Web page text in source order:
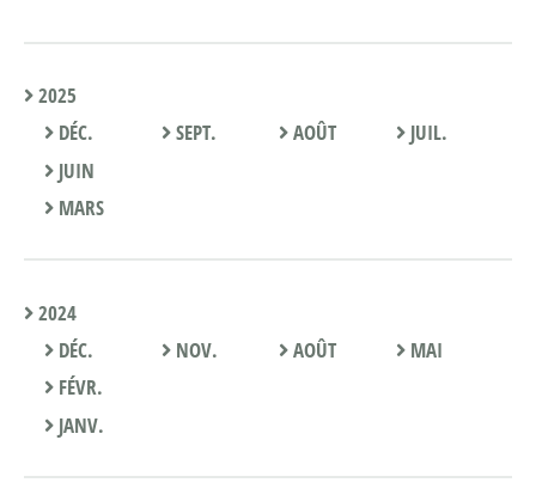
2025
DÉC.
SEPT. AOÛT
JUIL.
JUIN
MARS
2024
DÉC.
NOV. AOÛT
MAI
FÉVR.
JANV.